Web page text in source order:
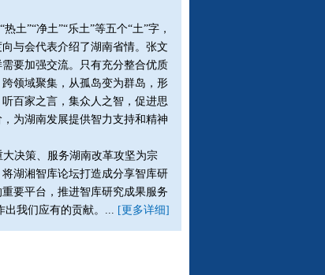
土”“净土”“乐土”等五个“土”字，
与会代表介绍了湖南省情。张文
要加强交流。只有充分整合优质
领域聚集，从孤岛变为群岛，形
百家之言，集众人之智，促进思
为湖南发展提供智力支持和精神
决策、服务湖南改革攻坚为宗
湖湘智库论坛打造成分享智库研
要平台，推进智库研究成果服务
出我们应有的贡献。... [更多详细]